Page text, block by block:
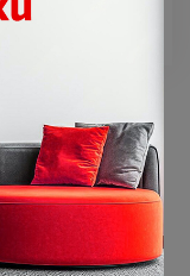
WiFi управление